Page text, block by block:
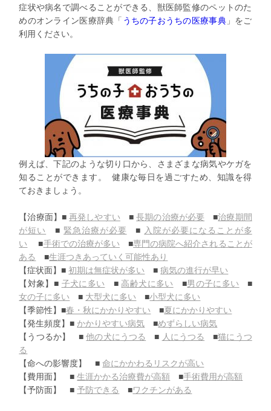
症状や病名で調べることができる、 獣医師監修のペットのた
めのオンライン医療辞典「 うちの子おうちの医療事典」をご
利用ください。
例えば、下記のような切り口から、
さまざまな病気やケガを
知ることができます。健康な毎日を過ごすため、知識を得
ておきましょう。
【治療面】■再発しやすい ■長期の治療が必要 ■治療期間
が短い
■ 緊急治療が必要 ■ 入院が必要になることが多
い ■手術での治療が多い ■専門の病院へ紹介されることが
ある
■生涯つきあっていく可能性あり
【症状面】■初期は無症状が多い ■病気の進行が早い
【対象】■ 子犬に多い ■ 高齢犬に多い ■男の子に多い ■
女の子に多い ■ 大型犬に多い ■小型犬に多い
【季節性】■春・秋にかかりやすい ■夏にかかりやすい
【発生頻度】■かかりやすい病気 ■めずらしい病気
【うつるか】 ■他の犬にうつる ■ 人にうつる ■猫にうつ
る
【命への影響度】 ■命にかかわるリスクが高い
【費用面】 ■生涯かかる治療費が高額 ■手術費用が高額
【予防面】 ■予防できる ■ワクチンがある